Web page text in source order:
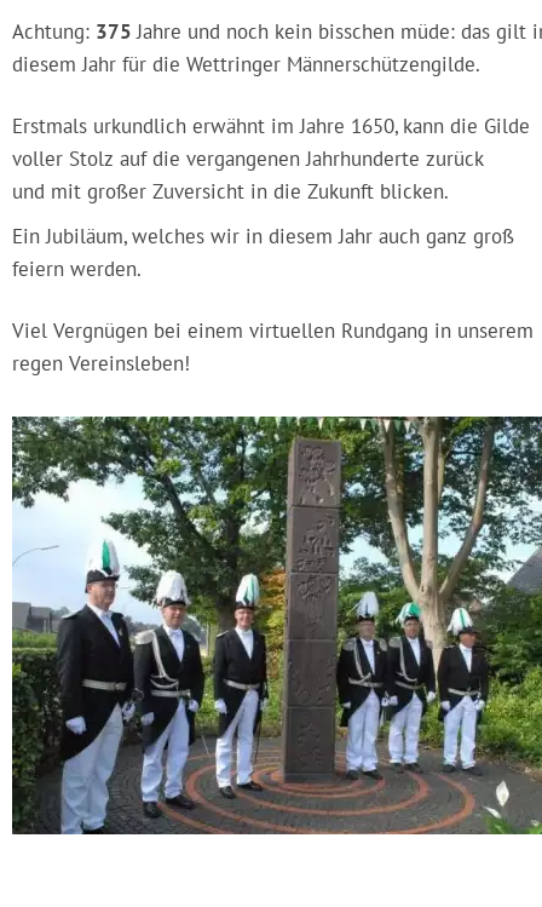
Achtung: 375Jahre und noch kein bisschen müde: das gilt
diesem Jahr für die Wettringer Männerschützengilde.
Erstmals urkundlich erwähnt im Jahre 1650, kann die Gilde
voller Stolz auf die vergangenen Jahrhunderte zurück
und mit großer Zuversicht in die Zukunft blicken.
Ein Jubiläum, welches wir in diesem Jahr auch ganz groß
feiern werden.
Viel Vergnügen bei einem virtuellen Rundgang in unserem
regen Vereinsleben!